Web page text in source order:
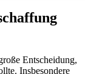
Entscheidung,
Insbesondere